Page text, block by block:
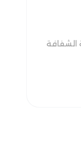
الشفافة
الشفافة